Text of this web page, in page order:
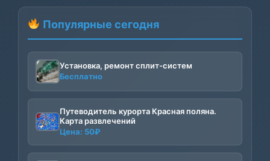
Популярные сегодня
Установка, ремонт сплит-систем
Бесплатно
Путеводитель курорта Красная поляна.
Карта развлечений
Цена: 50₽